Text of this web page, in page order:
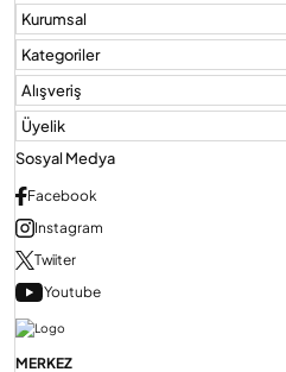
Kurumsal
Kategoriler
Alışveriş
Üyelik
Sosyal Medya
Facebook
Instagram
Twiiter
Youtube
MERKEZ